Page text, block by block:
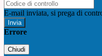
E-mail inviata, si prega di
Errore
Chiudi